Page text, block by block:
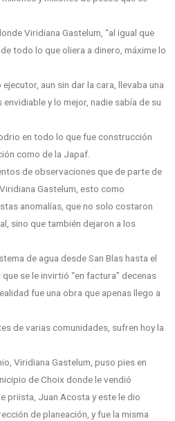
Viridiana Gastelum, “al igual que
todo lo que oliera a dinero, máxime lo
aun sin dar la cara, llevaba una
y lo mejor, nadie sabía de su
en todo lo que fue construcción
como de la Japaf.
de observaciones que de parte de
Gastelum, esto como
anomalías, que no solo costaron
sino que también dejaron a los
de agua desde San Blas hasta el
se le invirtió “en factura” decenas
fue una obra que apenas llego a
de varias comunidades, sufren hoy la
Viridiana Gastelum, puso pies en
de Choix donde le vendió
priista, Juan Acosta y este le dio
de planeación, y fue la misma